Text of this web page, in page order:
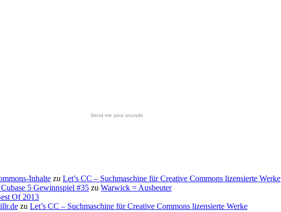
Send me your sounds
Inhalte zu Let’s CC – Suchmaschine für Creative Commons lizensierte Werke
5 Gewinnspiel #35 zu Warwick = Ausbeuter
Of 2013
zu Let’s CC – Suchmaschine für Creative Commons lizensierte Werke